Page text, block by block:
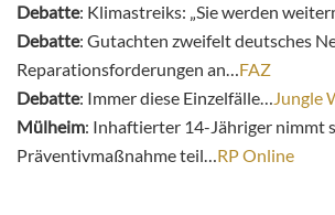
Debatte: Klimastreiks: „Sie werden
Debatte: Gutachten zweifelt deutsches
Reparationsforderungen an…FAZ
Debatte: Immer diese Einzelfälle…Jungle
Mülheim: Inhaftierter 14-Jähriger nimmt
Präventivmaßnahme teil…RP Online